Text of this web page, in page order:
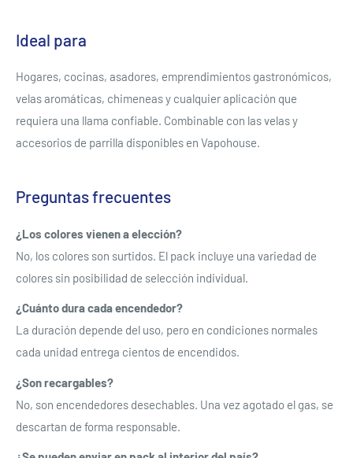
Ideal para
Hogares, cocinas, asadores, emprendimientos gastronómicos,
velas aromáticas, chimeneas y cualquier aplicación que
requiera una llama confiable. Combinable con las velas y
accesorios de parrilla disponibles en Vapohouse.
Preguntas frecuentes
¿Los colores vienen a elección?
No, los colores son surtidos. El pack incluye una variedad de
colores sin posibilidad de selección individual.
¿Cuánto dura cada encendedor?
La duración depende del uso, pero en condiciones normales
cada unidad entrega cientos de encendidos.
¿Son recargables?
No, son encendedores desechables. Una vez agotado el gas, se
descartan de forma responsable.